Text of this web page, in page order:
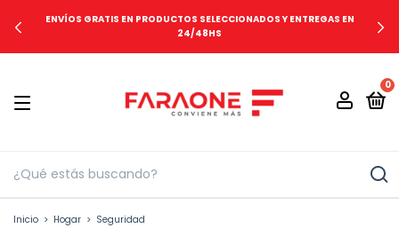
ENVÍOS GRATIS EN PRODUCTOS SELECCIONADOS Y ENTREGAS EN
24/48HS
0
Inicio > Hogar > Seguridad